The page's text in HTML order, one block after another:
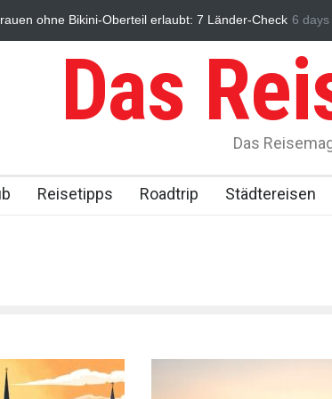
ohne Bikini-Oberteil erlaubt: 7 Länder-Check Urlaub
6 days
Das
Das
Reisetipps Roadtrip Städtereisen